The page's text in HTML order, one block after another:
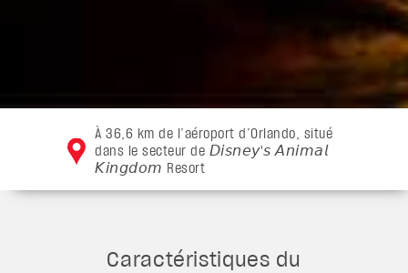
À 36,6 km de l’aéroport d’Orlando, situé
dans le secteur de 𝘋𝘪𝘴𝘯𝘦𝘺'𝘴 𝘈𝘯𝘪𝘮𝘢𝘭
𝘒𝘪𝘯𝘨𝘥𝘰𝘮 Resort
Caractéristiques du